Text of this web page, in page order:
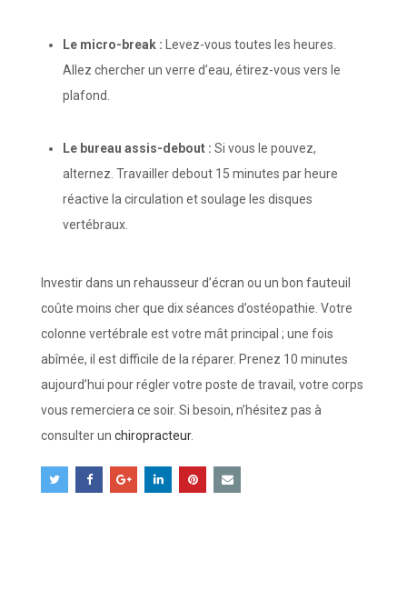
Le micro-break : Levez-vous toutes les heures.
Allez chercher un verre d’eau, étirez-vous vers le
plafond.
Le bureau assis-debout : Si vous le pouvez,
alternez. Travailler debout 15 minutes par heure
réactive la circulation et soulage les disques
vertébraux.
Investir dans un rehausseur d’écran ou un bon fauteuil
coûte moins cher que dix séances d’ostéopathie. Votre
colonne vertébrale est votre mât principal ; une fois
abîmée, il est difficile de la réparer. Prenez 10 minutes
aujourd’hui pour régler votre poste de travail, votre corps
vous remerciera ce soir. Si besoin, n’hésitez pas à
consulter un chiropracteur.